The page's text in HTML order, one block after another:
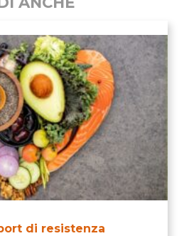
di resistenza